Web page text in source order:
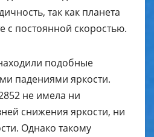
так как планета
с постоянной скоростью.
подобные
падениями яркости.
не имела ни
снижения яркости, ни
Однако такому